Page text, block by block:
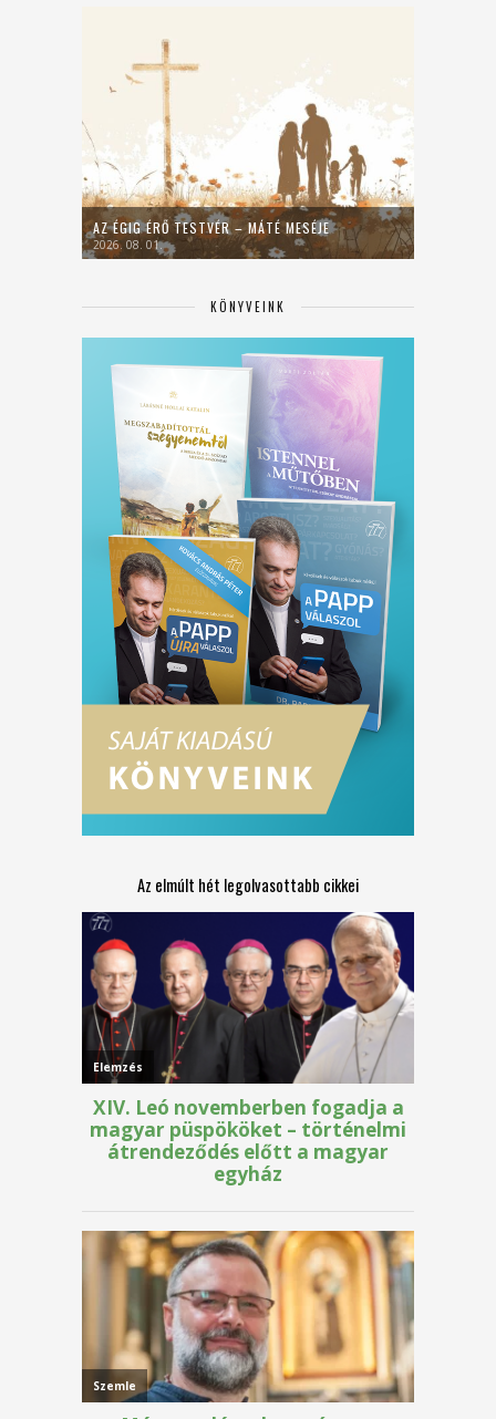
AZ ÉGIG ÉRŐ TESTVÉR – MÁTÉ MESÉJE
2026. 08. 01.
KÖNYVEINK
Az elmúlt hét legolvasottabb cikkei